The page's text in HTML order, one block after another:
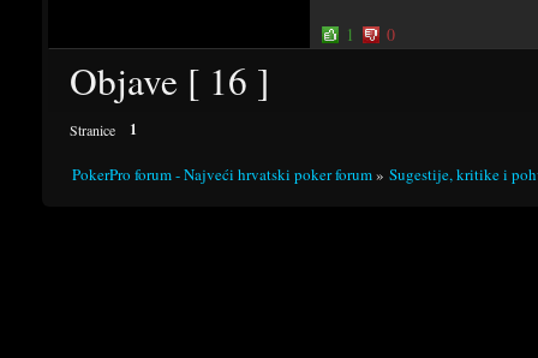
1 0
Objave [ 16 ]
Stranice 1
PokerPro forum - Najveći hrvatski poker forum» Sugestije, kritike i